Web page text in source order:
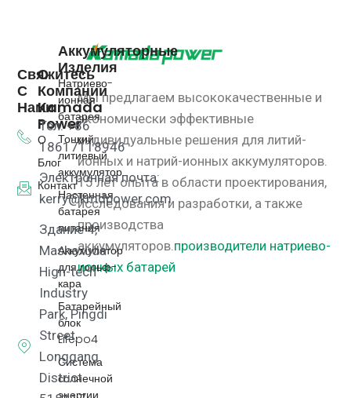
Мы предлагаем высококачественные и
экономически эффективные
индивидуальные решения для литий-
ионных и натрий-ионных аккумуляторов.
15 лет опыта в области проектирования,
исследования и разработки, а также
производства
аккумуляторов.производители натриево-
ионных батарей
Аккумуляторные
Изделия
Натриево-
ионная
батарея
Тонкий
литиевый
аккумулятор
Настенная
батарея
питания
Аккумулятор
для гольф-
кара
Батарейный
блок
Lifepo4
Система
солнечной
энергии
О
Компании
Kamada
Power
О
Блог
Контакт
Свяжитесь
С
Нами
Тел: +86
18617118946
Электронная почта:
kerry@kmdpower.com
Здание 4,
Mashaxuda
High-tech
Industry
Park, Pingdi
Street,
Longgang
District